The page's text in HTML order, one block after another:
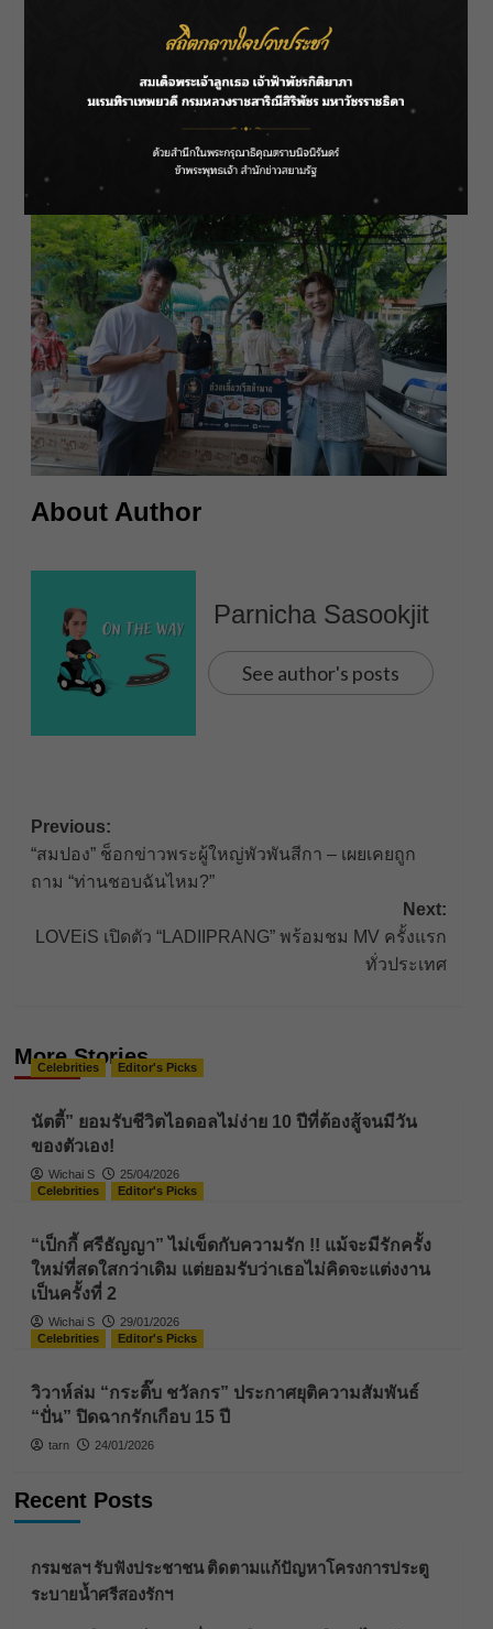
About Author
Parnicha Sasookjit
See author's posts
Post
navigation
Previous:
“สมปอง” ช็อกข่าวพระผู้ใหญ่พัวพันสีกา – เผยเคยถูก
ถาม “ท่านชอบฉันไหม?”
Next:
LOVEiS เปิดตัว “LADIIPRANG” พร้อมชม MV ครั้งแรก
ทั่วประเทศ
More Stories
Celebrities Editor's Picks
นัตตี้” ยอมรับชีวิตไอดอลไม่ง่าย 10 ปีที่ต้องสู้จนมีวัน
ของตัวเอง!
Wichai S
25/04/2026
Celebrities
Editor's Picks
“เป็กกี้ ศรีธัญญา” ไม่เข็ดกับความรัก !! แม้จะมีรักครั้ง
ใหม่ที่สดใสกว่าเดิม แต่ยอมรับว่าเธอไม่คิดจะแต่งงาน
เป็นครั้งที่ 2
Wichai S
29/01/2026
Celebrities
Editor's Picks
วิวาห์ล่ม “กระติ๊บ ชวัลกร” ประกาศยุติความสัมพันธ์
“ปั่น” ปิดฉากรักเกือบ 15 ปี
tarn 24/01/2026
Recent Posts
กรมชลฯ รับฟังประชาชน ติดตามแก้ปัญหาโครงการประตู
ระบายน้ำศรีสองรักฯ